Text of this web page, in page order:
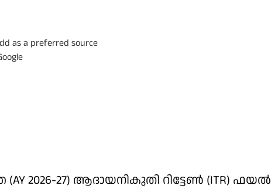
2026-27) ആദായനികുതി റിട്ടേൺ (ITR) ഫയൽ